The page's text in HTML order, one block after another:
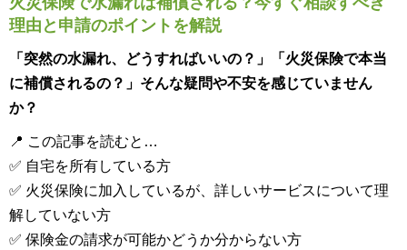
理由と申請のポイントを解説
「突然の水漏れ、どうすればいいの？」「火災保険で本当
に補償されるの？」そんな疑問や不安を感じていません
か？
📍 この記事を読むと…
✅ 自宅を所有している方
✅ 火災保険に加入しているが、詳しいサービスについて理
解していない方
✅ 保険金の請求が可能かどうか分からない方